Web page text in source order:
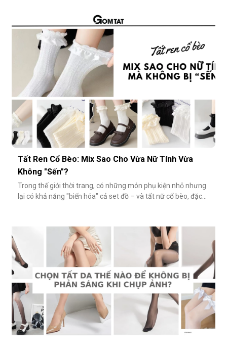
nhỏ nhặt, nhưng lại góp phần định hình phong cách, nâng
tầm sự chỉn chu và thể hiện gu thẩm mỹ cá nhân một cách
rõ rệt. Dưới đâ
Tất Ren Cổ Bèo: Mix Sao Cho Vừa Nữ Tính Vừa
Không "Sến"?
Trong thế giới thời trang, có những món phụ kiện nhỏ nhưng
lại có khả năng "biến hóa" cả set đồ – và tất nữ cổ bèo, đặc
mác "sến súa" nếu không phối đúng cách. Vậy làm sao để